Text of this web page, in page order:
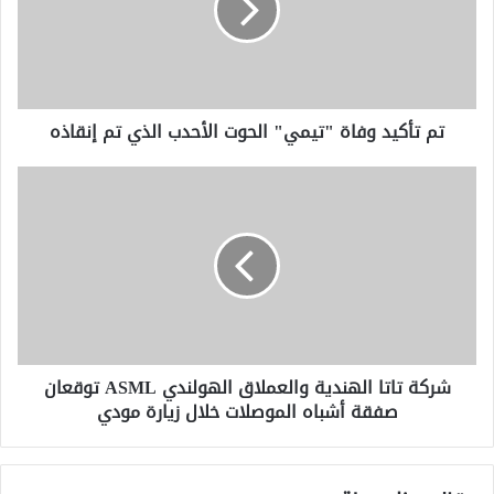
إنقاذه
تم تأكيد وفاة "تيمي" الحوت الأحدب الذي تم إنقاذه
أشباه
الموصلات
مودي
شركة تاتا الهندية والعملاق الهولندي ASML توقعان
صفقة أشباه الموصلات خلال زيارة مودي